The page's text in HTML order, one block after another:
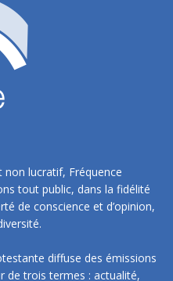
lucratif, Fréquence
tout public, dans la fidélité
de conscience et d’opinion,
diffuse des émissions
de trois termes : actualité,